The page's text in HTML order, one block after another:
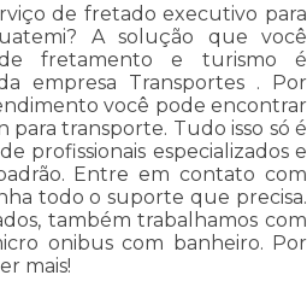
de fretado executivo para
A solução que você
fretamento e turismo é
empresa Transportes . Por
você pode encontrar
para transporte. Tudo isso só é
profissionais especializados e
Entre em contato com
todo o suporte que precisa.
também trabalhamos com
onibus com banheiro. Por
mais!